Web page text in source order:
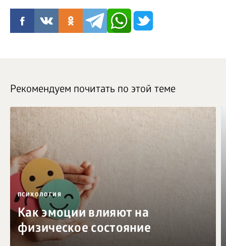
Рекомендуем почитать по этой теме
ПСИХОЛОГИЯ
Как эмоции влияют на
физическое состояние